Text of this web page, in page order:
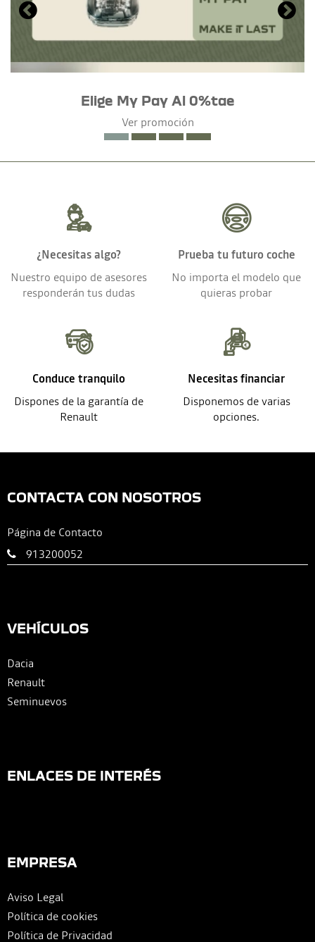
Elige My Pay Al 0%tae
Ver promoción
¿Necesitas algo?
Nuestro equipo de asesores
responderán tus dudas
Prueba tu futuro coche
No importa el modelo que
quieras probar
Conduce tranquilo
Dispones de la garantía de
Renault
Necesitas financiar
Disponemos de varias
opciones.
CONTACTA CON NOSOTROS
Página de Contacto
913200052
VEHÍCULOS
Dacia
Renault
Seminuevos
ENLACES DE INTERÉS
EMPRESA
Aviso Legal
Política de cookies
Política de Privacidad